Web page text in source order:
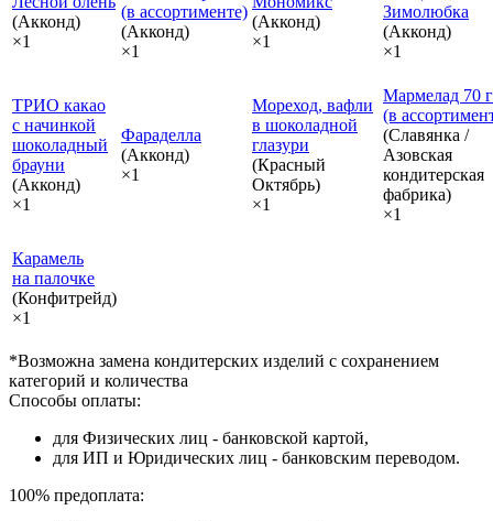
(Акконд)
×1
(в ассортименте)
(Акконд)
×1
(Акконд)
×1
Зимолюбка
(Акконд)
×1
ТРИО какао
с начинкой
шоколадный
брауни
(Акконд)
×1
Фараделла
(Акконд)
×1
Мореход, вафли
в шоколадной
глазури
(Красный
Октябрь)
×1
Мармелад 70 г
(в
(Славянка /
Азовская
кондитерская
фабрика)
×1
Карамель
на палочке
(Конфитрейд)
×1
*Возможна замена кондитерских изделий с сохранением
категорий и количества
Способы оплаты:
для Физических лиц - банковской картой,
для ИП и Юридических лиц - банковским переводом.
100% предоплата: